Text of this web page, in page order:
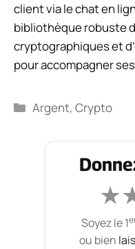
client via le chat en
bibliothèque robuste
cryptographiques et
pour accompagner
Catégories
Argent,Crypto
★
Soyez le 1
ou bien